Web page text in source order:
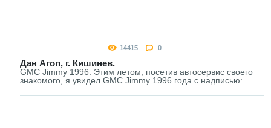
14415 0
Дан Агоп, г. Кишинев.
GMC Jimmy 1996. Этим летом, посетив автосервис своего
знакомого, я увидел GMC Jimmy 1996 года с надписью:...